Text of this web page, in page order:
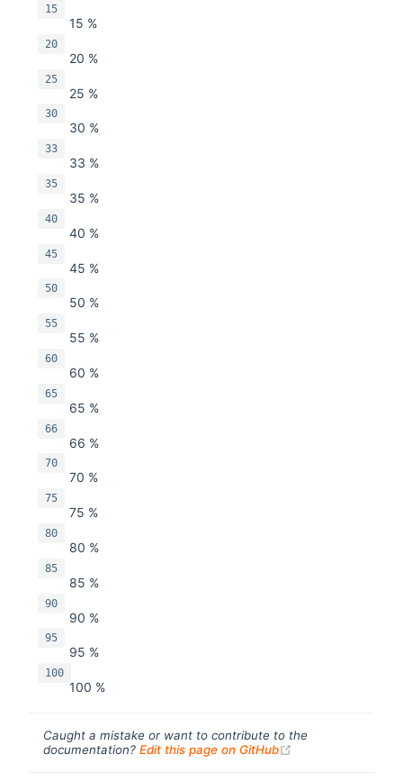
15
15 %
20
20 %
25
25 %
30
30 %
33
33 %
35
35 %
40
40 %
45
45 %
50
50 %
55
55 %
60
60 %
65
65 %
66
66 %
70
70 %
75
75 %
80
80 %
85
85 %
90
90 %
95
95 %
100
100 %
Caught a mistake or want to contribute to the
documentation? Edit this page on GitHub